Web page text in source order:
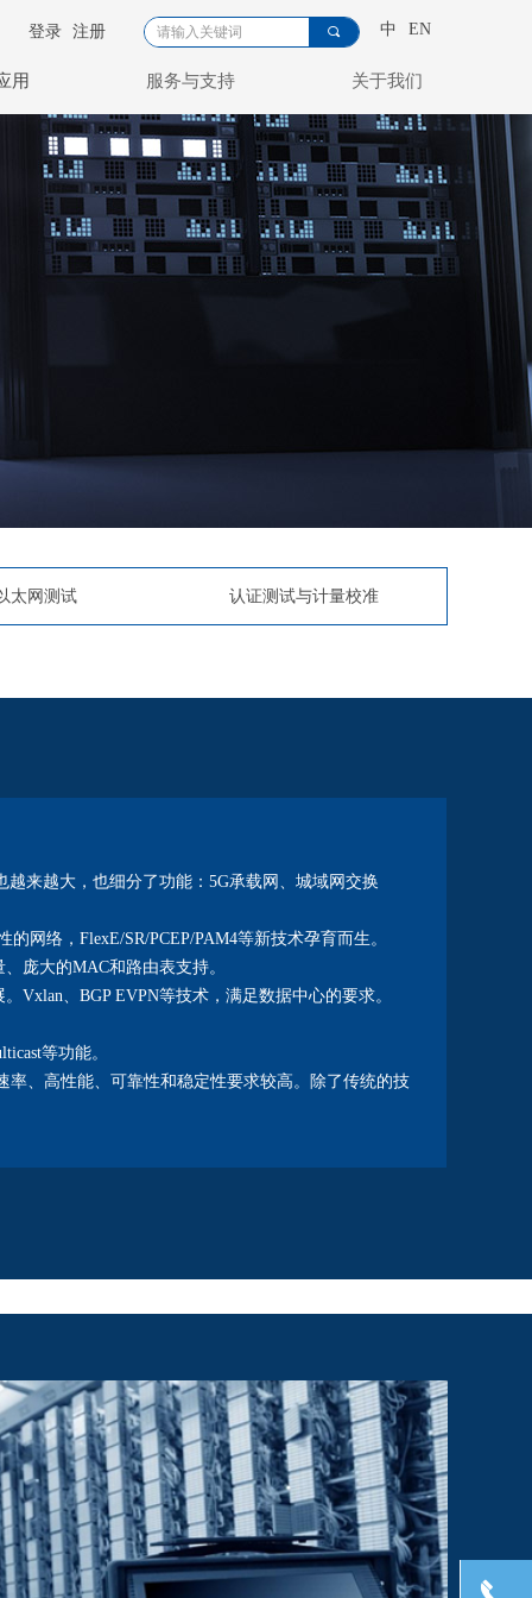
中 EN
登录 注册 끠
用 服务与支持 关于我们
来越大，也细分了功能：5G承载网、城域网交换
网络，FlexE/SR/PCEP/PAM4等新技术孕育而生。
庞大的MAC和路由表支持。
Vxlan、BGP EVPN等技术，满足数据中心的要求。
等功能。
、高性能、可靠性和稳定性要求较高。除了传统的技
太网测试 认证测试与计量校准